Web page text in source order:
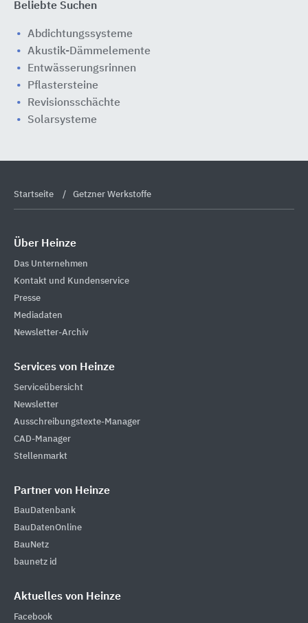
Beliebte Suchen
Abdichtungssysteme
Akustik-Dämmelemente
Entwässerungsrinnen
Pflastersteine
Revisionsschächte
Solarsysteme
Startseite Getzner Werkstoffe
Über Heinze
Das Unternehmen
Kontakt und Kundenservice
Presse
Mediadaten
Newsletter-Archiv
Services von Heinze
Serviceübersicht
Newsletter
Ausschreibungstexte-Manager
CAD-Manager
Stellenmarkt
Partner von Heinze
BauDatenbank
BauDatenOnline
BauNetz
baunetz id
Aktuelles von Heinze
Facebook